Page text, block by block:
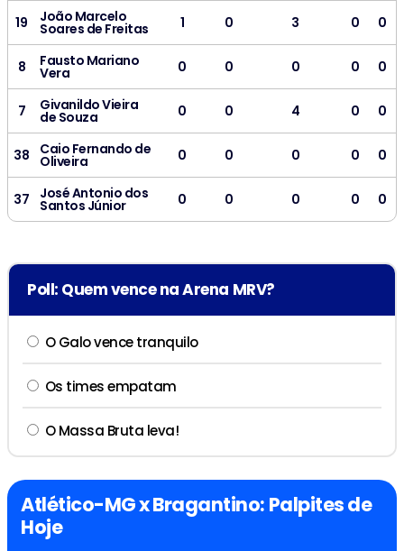
19 João Marcelo
Soares de Freitas 1 0 3 0 0
8 Fausto Mariano
Vera 0 0 0 0 0
7 Givanildo Vieira
de Souza 0 0 4 0 0
38 Caio Fernando de
Oliveira 0 0 0 0 0
37 José Antonio dos
Santos Júnior 0 0 0 0 0
Poll: Quem vence na Arena MRV?
O Galo vence tranquilo
Os times empatam
O Massa Bruta leva!
Atlético-MG x Bragantino: Palpites de
Hoje